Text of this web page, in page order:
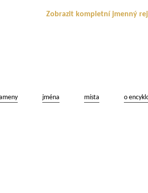
Zobrazit kompletní jmenný
jména místa o